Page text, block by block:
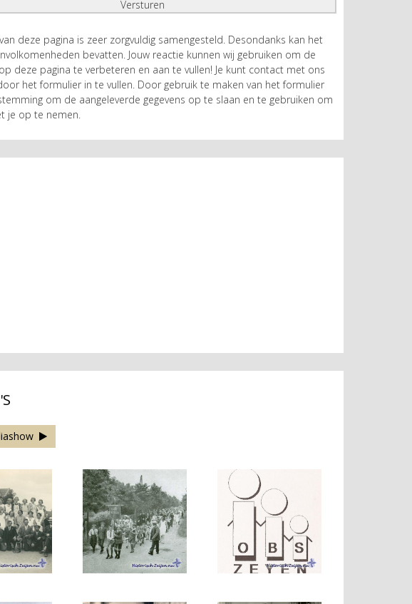
deze pagina is zeer zorgvuldig samengesteld. Desondanks kan het
bevatten. Jouw reactie kunnen wij gebruiken om de
deze pagina te verbeteren en aan te vullen! Je kunt contact met ons
het formulier in te vullen. Door gebruik te maken van het formulier
om de aangeleverde gegevens op te slaan en te gebruiken om
je op te nemen.